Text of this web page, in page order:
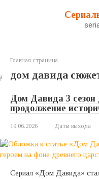
Главная страница
дом давида
Дом Давида 3 сезон
продолжение
19.06.2026 Даты выхода
Сериал «Дом Давида»